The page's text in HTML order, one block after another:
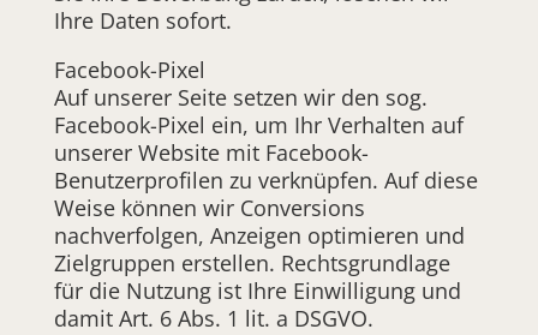
Ihre Daten sofort.
Facebook-Pixel
Auf unserer Seite setzen wir den sog.
Facebook-Pixel ein, um Ihr Verhalten auf
unserer Website mit Facebook-
Benutzerprofilen zu verknüpfen. Auf diese
Weise können wir Conversions
nachverfolgen, Anzeigen optimieren und
Zielgruppen erstellen. Rechtsgrundlage
für die Nutzung ist Ihre Einwilligung und
damit Art. 6 Abs. 1 lit. a DSGVO.